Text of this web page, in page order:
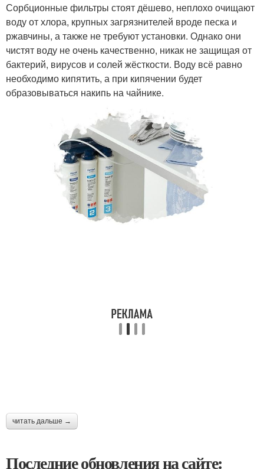
Сорбционные фильтры стоят дёшево, неплохо очищают
воду от хлора, крупных загрязнителей вроде песка и
ржавчины, а также не требуют установки. Однако они
чистят воду не очень качественно, никак не защищая от
бактерий, вирусов и солей жёсткости. Воду всё равно
необходимо кипятить, а при кипячении будет
образовываться накипь на чайнике.
читать дальше →
Последние обновления на сайте: